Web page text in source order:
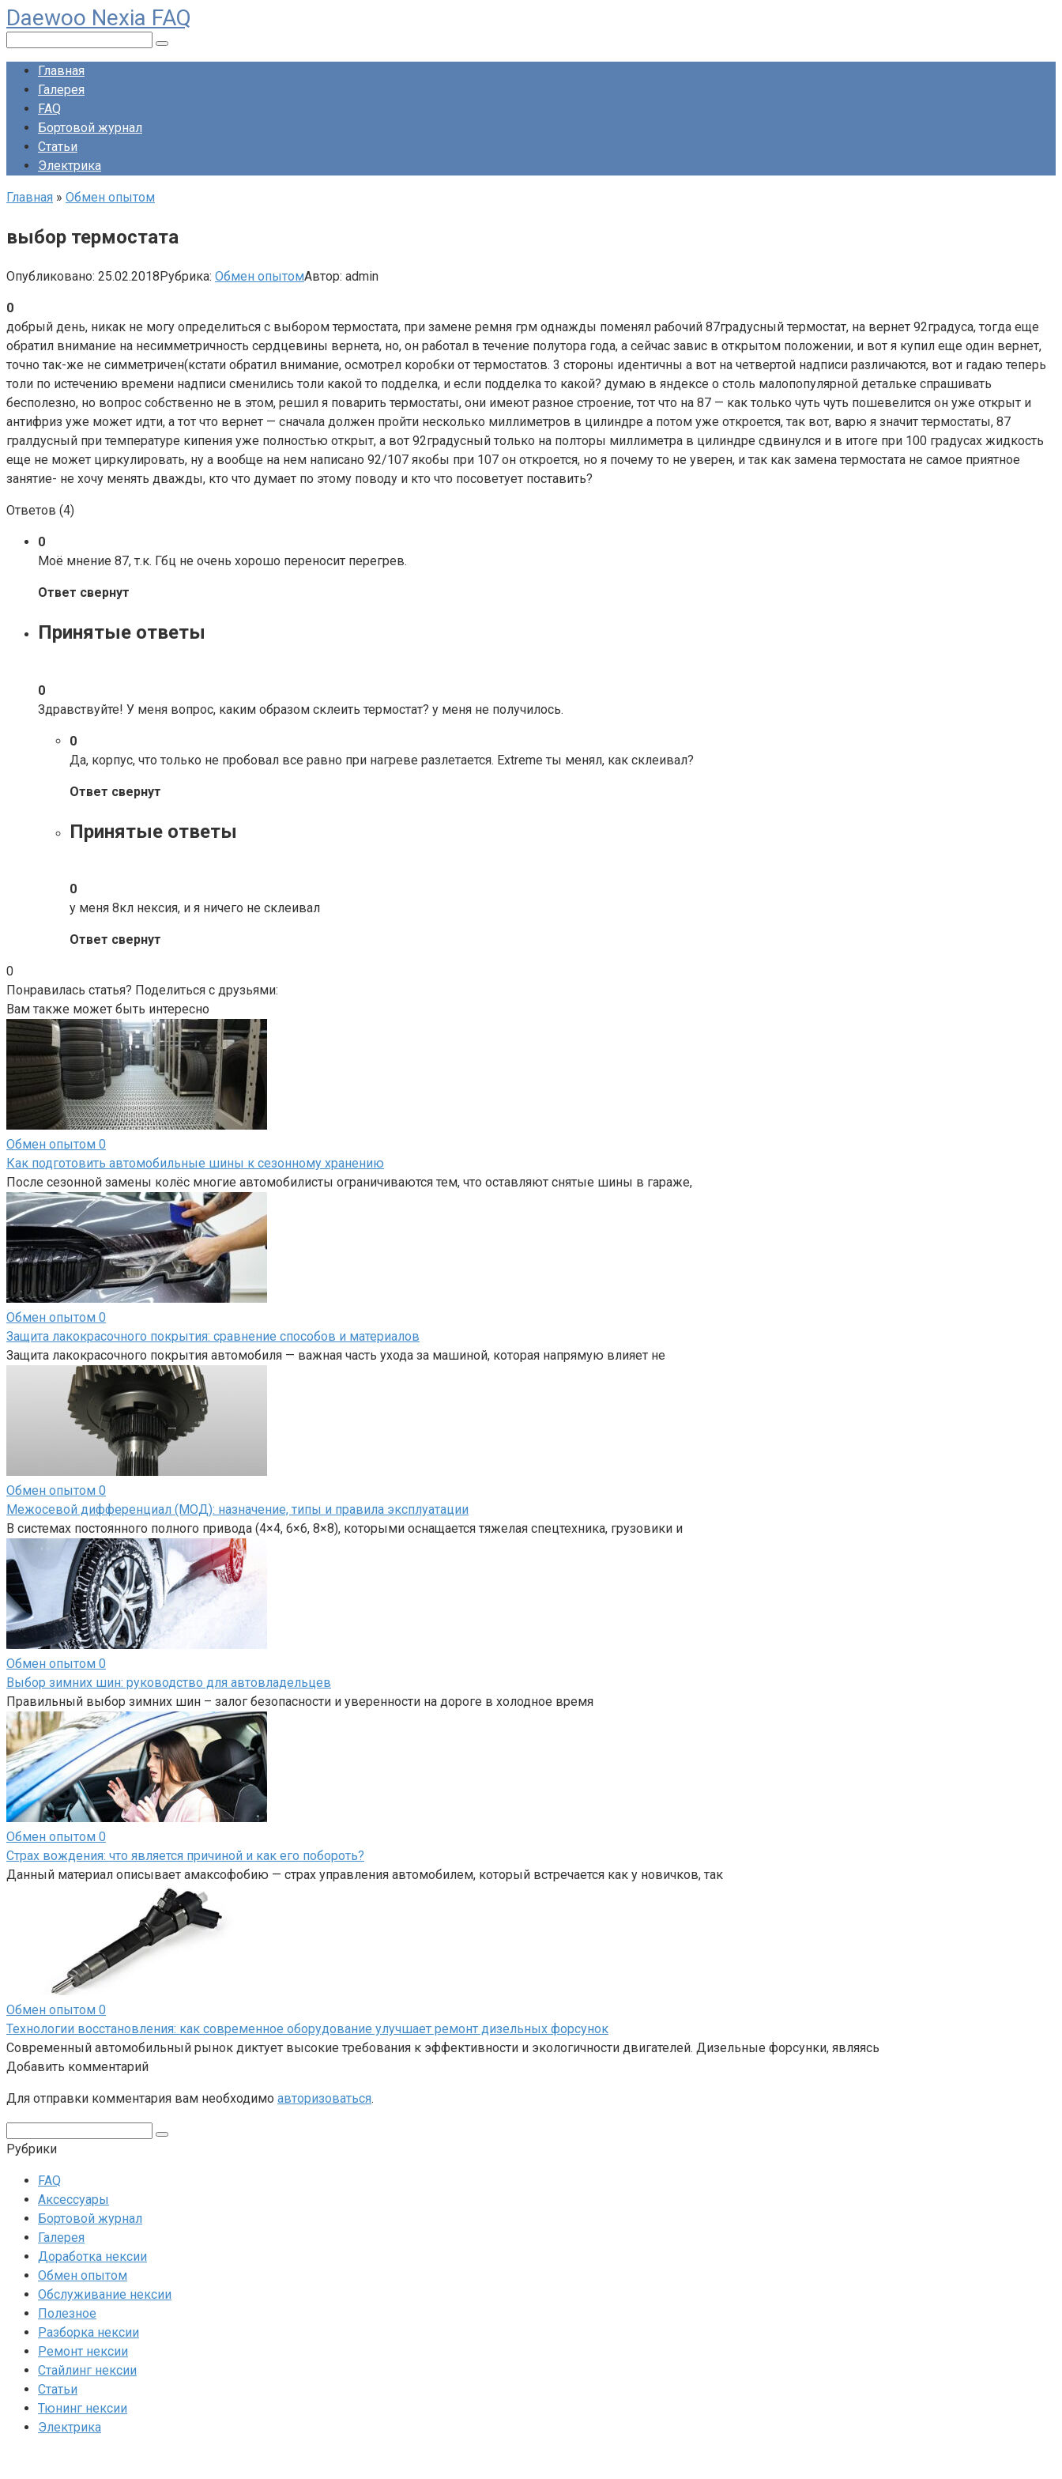
Перейти
к
контенту
Daewoo Nexia FAQ
Главная
Галерея
FAQ
Бортовой журнал
Статьи
Электрика
Главная » Обмен опытом
выбор термостата
Опубликовано: 25.02.2018Рубрика: Обмен опытомАвтор: admin
0
добрый день, никак не могу определиться с выбором термостата, при замене ремня грм однажды поменял рабочий 87градусный термостат, на вернет 92градуса, тогда еще
обратил внимание на несимметричность сердцевины вернета, но, он работал в течение полутора года, а сейчас завис в открытом положении, и вот я купил еще один вернет,
точно так-же не симметричен(кстати обратил внимание, осмотрел коробки от термостатов. 3 стороны идентичны а вот на четвертой надписи различаются, вот и гадаю теперь
толи по истечению времени надписи сменились толи какой то подделка, и если подделка то какой? думаю в яндексе о столь малопопулярной детальке спрашивать
бесполезно, но вопрос собственно не в этом, решил я поварить термостаты, они имеют разное строение, тот что на 87 — как только чуть чуть пошевелится он уже открыт и
антифриз уже может идти, а тот что вернет — сначала должен пройти несколько миллиметров в цилиндре а потом уже откроется, так вот, варю я значит термостаты, 87
гралдусный при температуре кипения уже полностью открыт, а вот 92градусный только на полторы миллиметра в цилиндре сдвинулся и в итоге при 100 градусах жидкость
еще не может циркулировать, ну а вообще на нем написано 92/107 якобы при 107 он откроется, но я почему то не уверен, и так как замена термостата не самое приятное
занятие- не хочу менять дважды, кто что думает по этому поводу и кто что посоветует поставить?
Ответов (4)
0
Моё мнение 87, т.к. Гбц не очень хорошо переносит перегрев.
Ответ свернут
Принятые ответы
0
Здравствуйте! У меня вопрос, каким образом склеить термостат? у меня не получилось.
0
Да, корпус, что только не пробовал все равно при нагреве разлетается. Extreme ты менял, как склеивал?
Ответ свернут
Принятые ответы
0
у меня 8кл нексия, и я ничего не склеивал
Ответ свернут
0
Понравилась статья? Поделиться с друзьями:
Вам также может быть интересно
Обмен опытом 0
Как подготовить автомобильные шины к сезонному хранению
После сезонной замены колёс многие автомобилисты ограничиваются тем, что оставляют снятые шины в гараже,
Обмен опытом 0
Защита лакокрасочного покрытия: сравнение способов и материалов
Защита лакокрасочного покрытия автомобиля — важная часть ухода за машиной, которая напрямую влияет не
Обмен опытом 0
Межосевой дифференциал (МОД): назначение, типы и правила эксплуатации
В системах постоянного полного привода (4×4, 6×6, 8×8), которыми оснащается тяжелая спецтехника, грузовики и
Обмен опытом 0
Выбор зимних шин: руководство для автовладельцев
Правильный выбор зимних шин – залог безопасности и уверенности на дороге в холодное время
Обмен опытом 0
Страх вождения: что является причиной и как его побороть?
Данный материал описывает амаксофобию — страх управления автомобилем, который встречается как у новичков, так
Обмен опытом 0
Технологии восстановления: как современное оборудование улучшает ремонт дизельных форсунок
Современный автомобильный рынок диктует высокие требования к эффективности и экологичности двигателей. Дизельные форсунки, являясь
Добавить комментарий
Для отправки комментария вам необходимо авторизоваться.
Рубрики
FAQ
Аксессуары
Бортовой журнал
Галерея
Доработка нексии
Обмен опытом
Обслуживание нексии
Полезное
Разборка нексии
Ремонт нексии
Стайлинг нексии
Статьи
Тюнинг нексии
Электрика